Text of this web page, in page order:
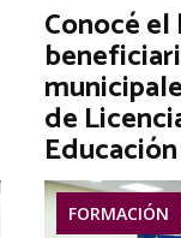
Conocé
de
Educación
FORMACIÓN